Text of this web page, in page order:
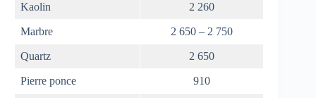
Kaolin 2 260
Marbre 2 650 – 2 750
Quartz 2 650
Pierre ponce 910